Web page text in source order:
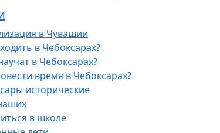
в Чувашии
в Чебоксарах?
в Чебоксарах?
время в Чебоксарах?
исторические
в школе